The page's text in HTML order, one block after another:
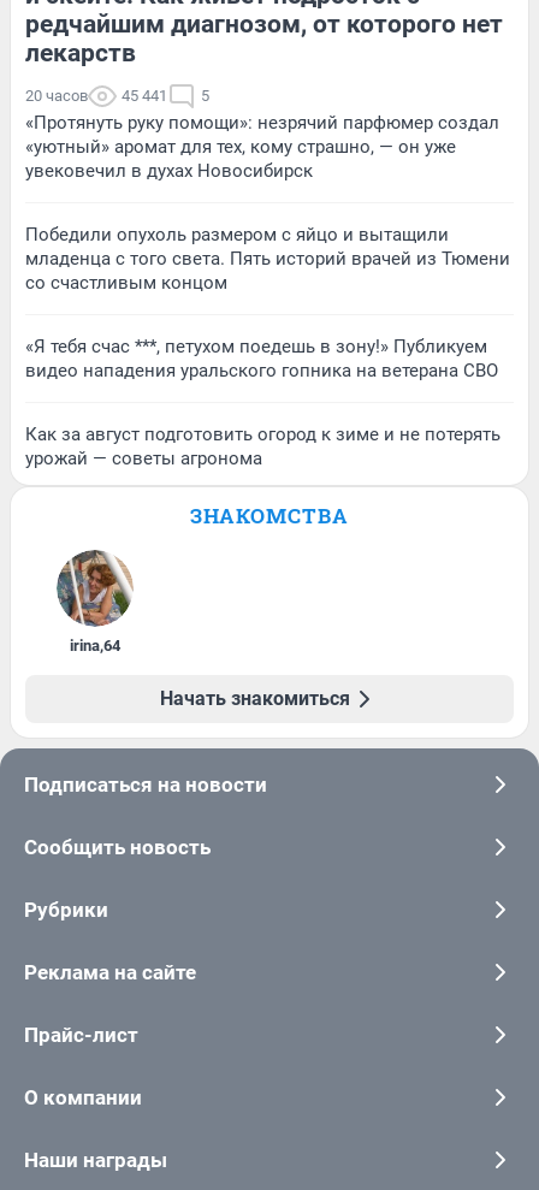
редчайшим диагнозом, от которого нет
лекарств
20 часов 45 441 5
«Протянуть руку помощи»: незрячий парфюмер создал
«уютный» аромат для тех, кому страшно, — он уже
увековечил в духах Новосибирск
Победили опухоль размером с яйцо и вытащили
младенца с того света. Пять историй врачей из Тюмени
со счастливым концом
«Я тебя счас ***, петухом поедешь в зону!» Публикуем
видео нападения уральского гопника на ветерана СВО
Как за август подготовить огород к зиме и не потерять
урожай — советы агронома
ЗНАКОМСТВА
irina,64
Начать знакомиться
Подписаться на новости
Сообщить новость
Рубрики
Реклама на сайте
Прайс-лист
О компании
Наши награды